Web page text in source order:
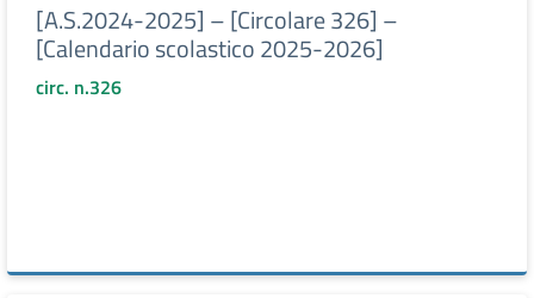
[A.S.2024-2025] – [Circolare 326] –
[Calendario scolastico 2025-2026]
circ. n.326